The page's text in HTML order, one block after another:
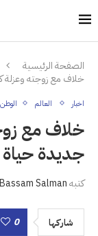
الصفحة الرئيسية
خلاف مع زوجته وعزلة
اخبار العالم
خلاف مع
جديدة
كتبهBassam Salman
شاركها 0